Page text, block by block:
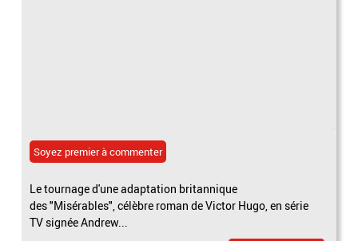
Soyez premier à commenter
Le tournage d'une adaptation britannique
des "Misérables", célèbre roman de Victor Hugo, en série
TV signée Andrew...